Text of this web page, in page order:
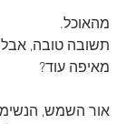
מהאוכל.
תשובה טובה, אבל
מאיפה עוד?
אור השמש,